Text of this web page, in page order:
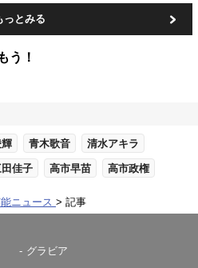
っとみる
う！
青木歌音 清水アキラ
佳子 高市早苗 高市政権
ニュース 記事
グラビア